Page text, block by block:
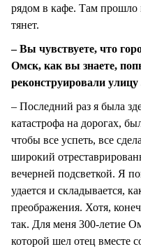
рядом в кафе. Там прошло
тянет.
– Вы чувствуете, что
Омск, как вы знаете,
реконструировали
– Последний раз я была
катастрофа на дорогах,
чтобы все успеть, все
широкий
вечерней подсветкой. Я
удается и складывается,
преображения. Хотя,
так. Для меня 300-летие
которой шел отец вместе